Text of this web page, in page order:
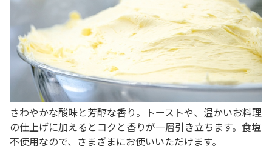
さわやかな酸味と芳醇な香り。トーストや、温かいお料理
の仕上げに加えるとコクと香りが一層引き立ちます。食塩
不使用なので、さまざまにお使いいただけます。